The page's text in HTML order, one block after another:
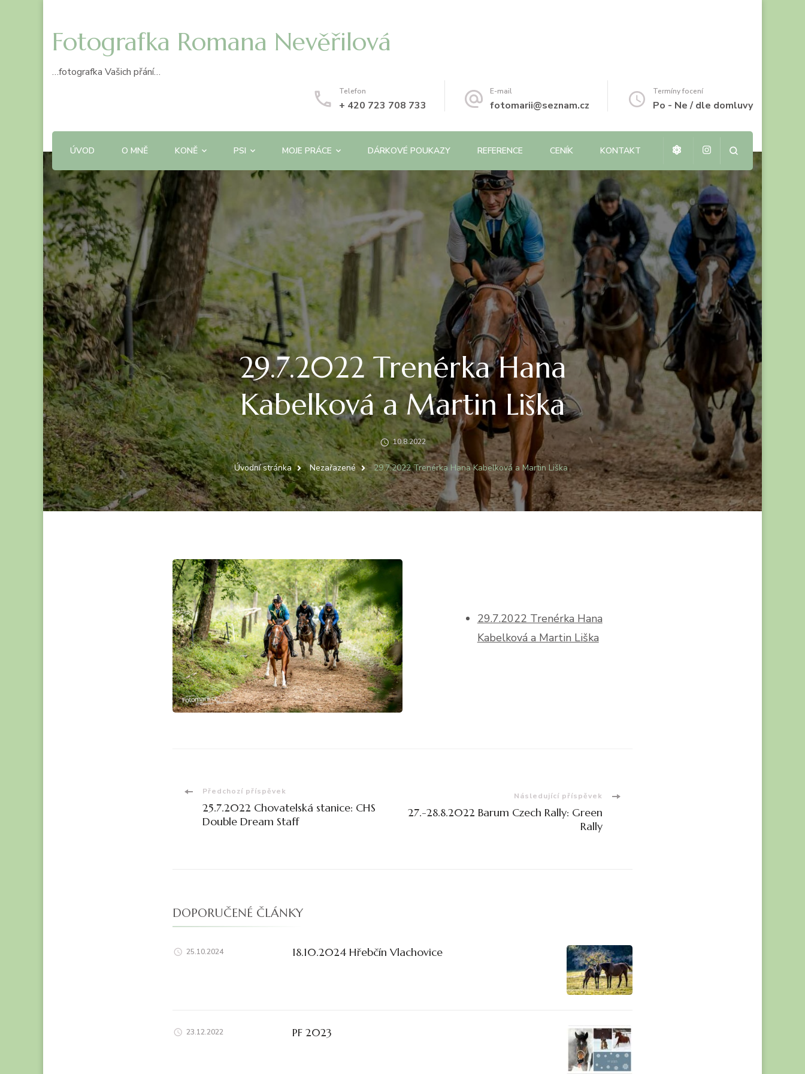
Fotografka Romana Nevěřilová
…fotografka Vašich přání…
Telefon
+ 420 723 708 733
E-mail
fotomarii@seznam.cz
Termíny focení
Po - Ne / dle domluvy
ÚVOD O MNĚ KONĚ PSI MOJE PRÁCE DÁRKOVÉ POUKAZY REFERENCE CENÍK KONTAKT
29.7.2022 Trenérka Hana
Kabelková a Martin Liška
10.8.2022
Úvodní stránka Nezařazené 29.7.2022 Trenérka Hana Kabelková a Martin Liška
29.7.2022 Trenérka Hana
Kabelková a Martin Liška
Navigace
příspěvku
Předchozí příspěvek
25.7.2022 Chovatelská stanice: CHS
Double Dream Staff
Následující příspěvek
27.-28.8.2022 Barum Czech Rally: Green
Rally
DOPORUČENÉ ČLÁNKY
25.10.2024 18.10.2024 Hřebčín Vlachovice
23.12.2022 PF 2023